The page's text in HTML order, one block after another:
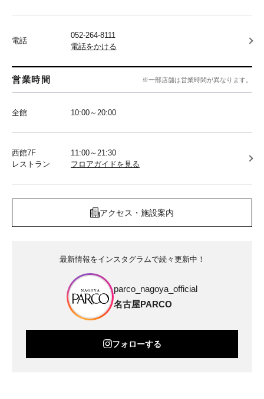
電話
052-264-8111
電話をかける
営業時間 ※一部店舗は営業時間が異なります。
全館 10:00～20:00
西館7F
レストラン
11:00～21:30
フロアガイドを見る
アクセス・施設案内
最新情報をインスタグラムで続々更新中！
parco_nagoya_official
名古屋PARCO
フォローする